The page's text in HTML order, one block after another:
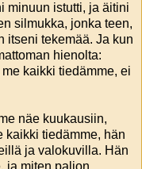
minuun istutti, ja äitini
silmukka, jonka teen,
itseni tekemää. Ja kun
hienolta:
kaikki tiedämme, ei
näe kuukausiin,
kaikki tiedämme, hän
ja valokuvilla. Hän